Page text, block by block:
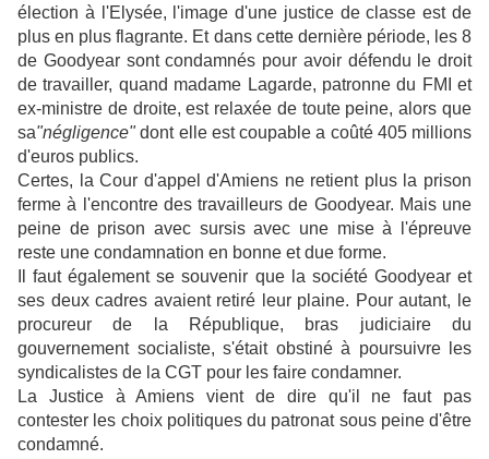
élection à l'Elysée, l'image d'une justice de classe est de
plus en plus flagrante. Et dans cette dernière période, les 8
de Goodyear sont condamnés pour avoir défendu le droit
de travailler, quand madame Lagarde, patronne du FMI et
ex-ministre de droite, est relaxée de toute peine, alors que
sa"négligence"dont elle est coupable a coûté 405 millions
d'euros publics.
Certes, la Cour d'appel d'Amiens ne retient plus la prison
ferme à l'encontre des travailleurs de Goodyear. Mais une
peine de prison avec sursis avec une mise à l'épreuve
reste une condamnation en bonne et due forme.
Il faut également se souvenir que la société Goodyear et
ses deux cadres avaient retiré leur plaine. Pour autant, le
procureur de la République, bras judiciaire du
gouvernement socialiste, s'était obstiné à poursuivre les
syndicalistes de la CGT pour les faire condamner.
La Justice à Amiens vient de dire qu'il ne faut pas
contester les choix politiques du patronat sous peine d'être
condamné.